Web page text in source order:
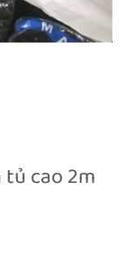
cao 2m